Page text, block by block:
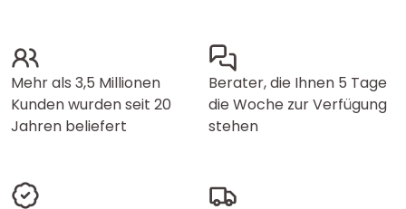
Mehr als 3,5 Millionen
Kunden wurden seit 20
Jahren beliefert
Berater, die Ihnen 5 Tage
die Woche zur Verfügung
stehen